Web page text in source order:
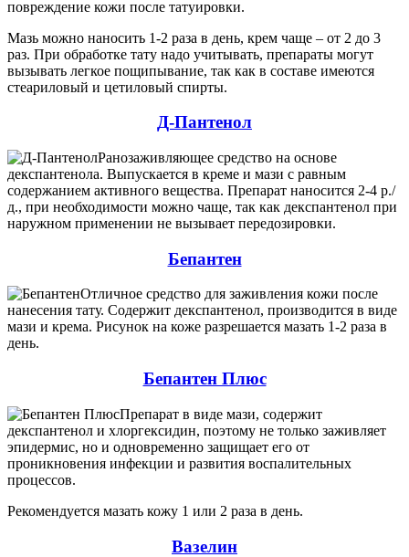
повреждение кожи после татуировки.
Мазь можно наносить 1-2 раза в день, крем чаще – от 2 до 3
раз. При обработке тату надо учитывать, препараты могут
вызывать легкое пощипывание, так как в составе имеются
стеариловый и цетиловый спирты.
Д-Пантенол
Ранозаживляющее средство на основе
декспантенола. Выпускается в креме и мази с равным
содержанием активного вещества. Препарат наносится 2-4 р./
д., при необходимости можно чаще, так как декспантенол при
наружном применении не вызывает передозировки.
Бепантен
Отличное средство для заживления кожи после
нанесения тату. Содержит декспантенол, производится в виде
мази и крема. Рисунок на коже разрешается мазать 1-2 раза в
день.
Бепантен Плюс
Препарат в виде мази, содержит
декспантенол и хлоргексидин, поэтому не только заживляет
эпидермис, но и одновременно защищает его от
проникновения инфекции и развития воспалительных
процессов.
Рекомендуется мазать кожу 1 или 2 раза в день.
Вазелин